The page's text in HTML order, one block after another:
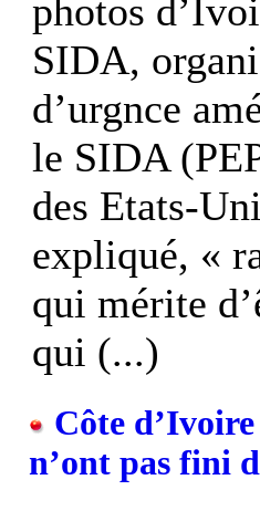
photos
SIDA,
d’urgnce
le SIDA
des Etats-
expliqué, «
qui mérite
qui (...)
Côte
n’ont pas fini